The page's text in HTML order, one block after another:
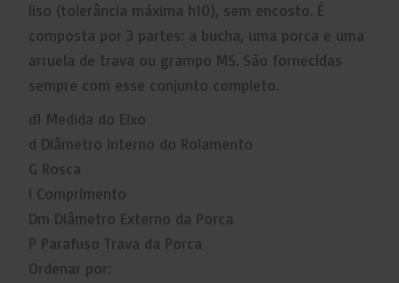
liso (tolerância máxima h10), sem encosto. É
composta por 3 partes: a bucha, uma porca e uma
arruela de trava ou grampo MS. São fornecidas
sempre com esse conjunto completo.
d1 Medida do Eixo
d Diâmetro Interno do Rolamento
G Rosca
l Comprimento
Dm Diâmetro Externo da Porca
P Parafuso Trava da Porca
Ordenar por: